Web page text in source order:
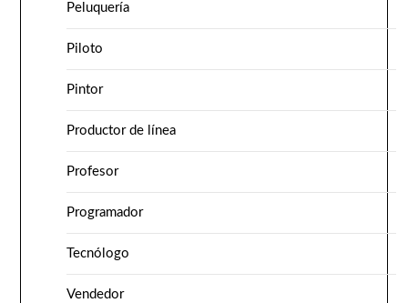
Peluquería
Piloto
Pintor
Productor de línea
Profesor
Programador
Tecnólogo
Vendedor